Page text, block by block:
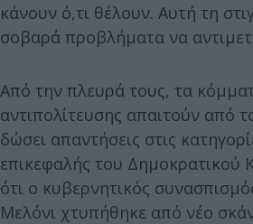
κάνουν ό,τι θέλουν. Αυτή τη
σοβαρά προβλήματα να
Από την πλευρά τους, τα
αντιπολίτευσης απαιτούν από
δώσει απαντήσεις στις
επικεφαλής του Δημοκρατικού
ότι ο κυβερνητικός
Μελόνι χτυπήθηκε από νέο